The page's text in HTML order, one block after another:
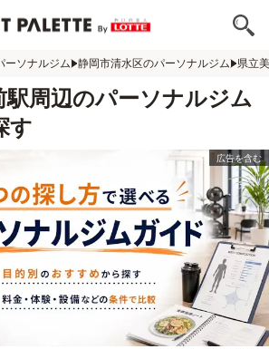
ーソナルジム 静岡市清水区のパーソナルジム 県立
駅周辺のパーソナルジム
す